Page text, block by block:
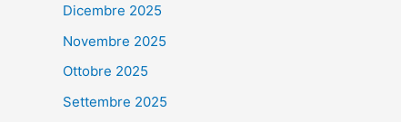
Dicembre 2025
Novembre 2025
Ottobre 2025
Settembre 2025